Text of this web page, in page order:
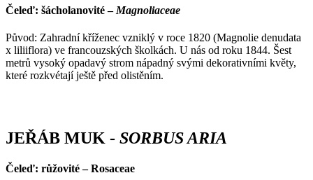
Čeleď: šácholanovité – Magnoliaceae
Původ: Zahradní kříženec vzniklý v roce 1820 (Magnolie denudata
x liliiflora) ve francouzských školkách. U nás od roku 1844. Šest
metrů vysoký opadavý strom nápadný svými dekorativními květy,
které rozkvétají ještě před olistěním.
JEŘÁB MUK - SORBUS ARIA
Čeleď: růžovité – Rosaceae